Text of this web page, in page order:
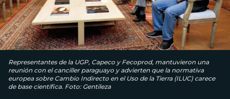
Representantes de la UGP, Capeco y Fecoprod, mantuvieron una
reunión con el canciller paraguayo y advierten que la normativa
europea sobre Cambio Indirecto en el Uso de la Tierra (ILUC) carece
de base científica. Foto: Gentileza